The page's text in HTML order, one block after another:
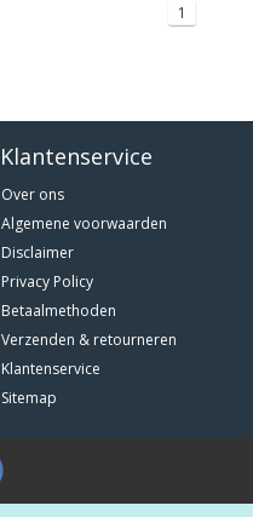
1
Klantenservice
Over ons
Algemene voorwaarden
Disclaimer
Privacy Policy
Betaalmethoden
Verzenden & retourneren
Klantenservice
Sitemap